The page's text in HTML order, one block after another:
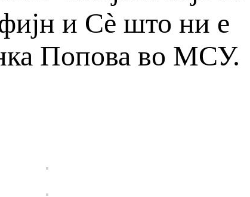
и Сѐ што ни е
Попова во МСУ.